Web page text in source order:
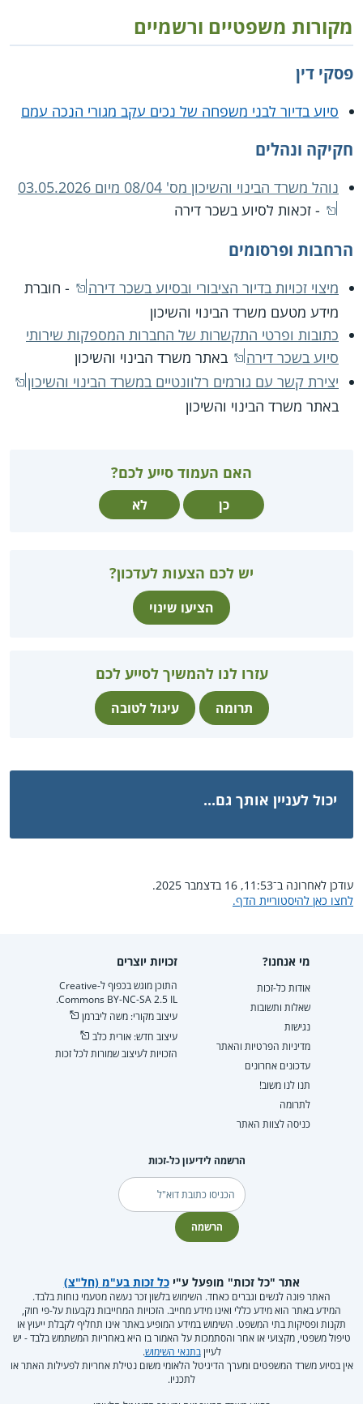
מקורות משפטיים ורשמיים
פסקי דין
סיוע בדיור לבני משפחה של נכים עקב מגורי הנכה עמם
חקיקה ונהלים
נוהל משרד הבינוי והשיכון מס' 08/04 מיום 03.05.2026
- זכאות לסיוע בשכר דירה
הרחבות ופרסומים
מיצוי זכויות בדיור הציבורי ובסיוע בשכר דירה
- חוברת
מידע מטעם משרד הבינוי והשיכון
כתובות ופרטי התקשרות של החברות המספקות שירותי
סיוע בשכר דירה
באתר משרד הבינוי והשיכון
יצירת קשר עם גורמים רלוונטיים במשרד הבינוי והשיכון
באתר משרד הבינוי והשיכון
האם העמוד סייע לכם?
כן לא
יש לכם הצעות לעדכון?
הציעו שינוי
עזרו לנו להמשיך לסייע לכם
תרומה עיגול לטובה
יכול לעניין אותך גם...
עודכן לאחרונה ב־11:53, 16 בדצמבר 2025.
לחצו כאן להיסטוריית הדף.
מי אנחנו?
אודות כל-זכות
שאלות ותשובות
נגישות
מדיניות הפרטיות והאתר
עדכונים אחרונים
תנו לנו משוב!
לתרומה
כניסה לצוות האתר
זכויות יוצרים
התוכן מוגש בכפוף ל-Creative
Commons BY-NC-SA 2.5 IL.
עיצוב מקורי: משה ליברמן
עיצוב חדש: אורית כלב
הזכויות לעיצוב שמורות לכל זכות
הרשמה לידיעון כל-זכות
דוא"ל
הרשמה
אתר "כל זכות" מופעל ע"יכל זכות בע"מ (חל"צ)
האתר פונה לנשים וגברים כאחד. השימוש בלשון זכר נעשה מטעמי נוחות בלבד.
המידע באתר הוא מידע כללי ואינו מידע מחייב. הזכויות המחייבות נקבעות על-פי חוק,
תקנות ופסיקות בתי המשפט. השימוש במידע המופיע באתר אינו תחליף לקבלת ייעוץ או
טיפול משפטי, מקצועי או אחר והסתמכות על האמור בו היא באחריות המשתמש בלבד - יש
לעייןבתנאי השימוש.
אין בסיוע משרד המשפטים ומערך הדיגיטל הלאומי משום נטילת אחריות לפעילות האתר או
לתכניו.